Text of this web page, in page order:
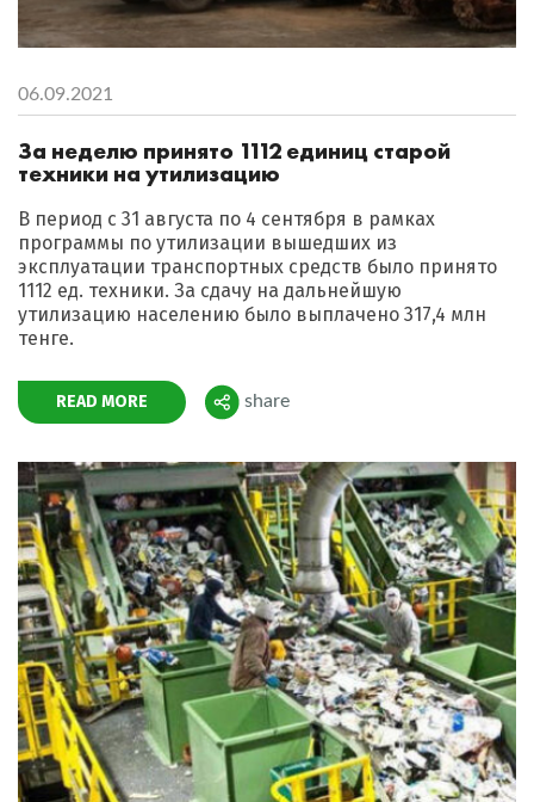
06.09.2021
За неделю принято 1112 единиц старой
техники на утилизацию
В период с 31 августа по 4 сентября в рамках
программы по утилизации вышедших из
эксплуатации транспортных средств было принято
1112 ед. техники. За сдачу на дальнейшую
утилизацию населению было выплачено 317,4 млн
тенге.
READ MORE Поделиться
share